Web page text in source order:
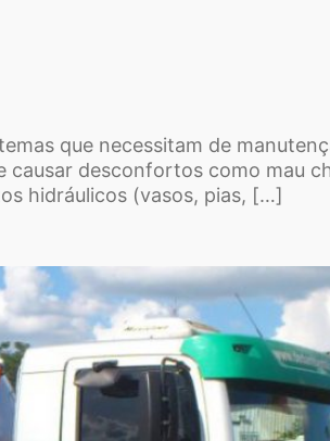
que necessitam de
causar desconfortos como mau
hidráulicos (vasos, pias, […]